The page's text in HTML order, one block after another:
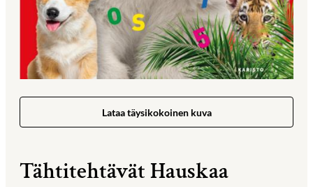
Lataa täysikokoinen kuva
Tähtitehtävät Hauskaa